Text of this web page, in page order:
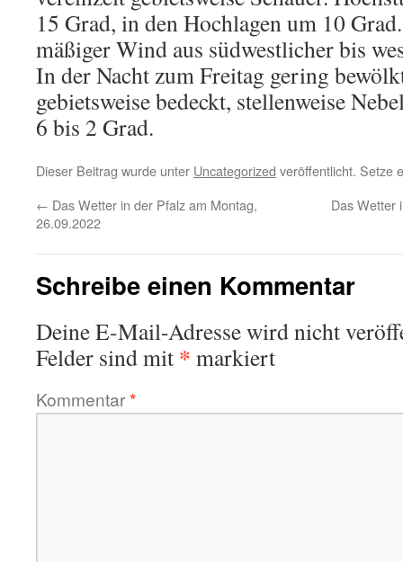
15 Grad, in den Hochlagen um 10
mäßiger Wind aus südwestlicher bis
In der Nacht zum Freitag gering
gebietsweise bedeckt, stellenweise
6 bis 2 Grad.
Dieser Beitrag wurde unter Uncategorized veröffentlicht. Setze
← Das Wetter in der Pfalz am Montag,
26.09.2022
Das Wetter
Schreibe einen Kommentar
Deine E-Mail-Adresse wird nicht
Felder sind mit * markiert
Kommentar*